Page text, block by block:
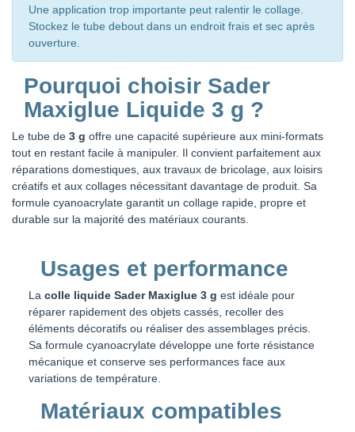
Une application trop importante peut ralentir le collage.
Stockez le tube debout dans un endroit frais et sec après
ouverture.
Pourquoi choisir Sader
Maxiglue Liquide 3 g ?
Le tube de 3 g offre une capacité supérieure aux mini-formats
tout en restant facile à manipuler. Il convient parfaitement aux
réparations domestiques, aux travaux de bricolage, aux loisirs
créatifs et aux collages nécessitant davantage de produit. Sa
formule cyanoacrylate garantit un collage rapide, propre et
durable sur la majorité des matériaux courants.
Usages et performance
La colle liquide Sader Maxiglue 3 g est idéale pour
réparer rapidement des objets cassés, recoller des
éléments décoratifs ou réaliser des assemblages précis.
Sa formule cyanoacrylate développe une forte résistance
mécanique et conserve ses performances face aux
variations de température.
Matériaux compatibles